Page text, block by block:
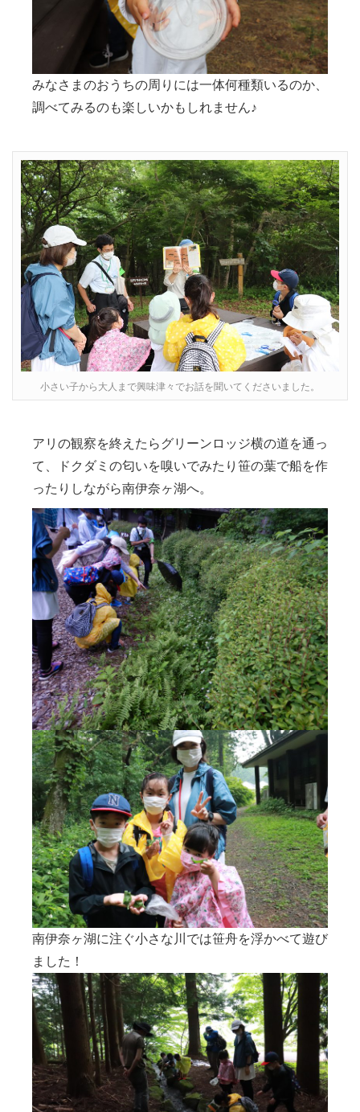
みなさまのおうちの周りには一体何種類いるのか、
調べてみるのも楽しいかもしれません♪
小さい子から大人まで興味津々でお話を聞いてくださいました。
アリの観察を終えたらグリーンロッジ横の道を通っ
て、ドクダミの匂いを嗅いでみたり笹の葉で船を作
ったりしながら南伊奈ヶ湖へ。
南伊奈ヶ湖に注ぐ小さな川では笹舟を浮かべて遊び
ました！